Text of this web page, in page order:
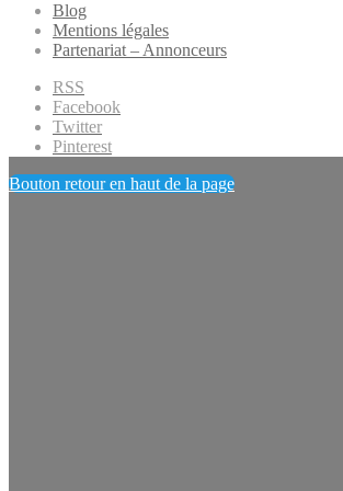
Blog
Mentions légales
Partenariat – Annonceurs
RSS
Facebook
Twitter
Pinterest
Bouton retour en haut de la page